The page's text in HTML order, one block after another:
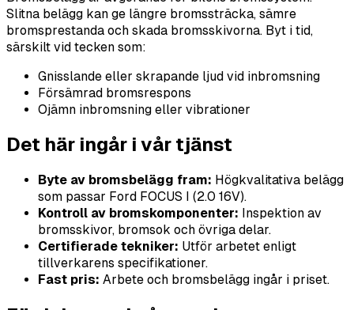
Slitna belägg kan ge längre bromssträcka, sämre
bromsprestanda och skada bromsskivorna. Byt i tid,
särskilt vid tecken som:
Gnisslande eller skrapande ljud vid inbromsning
Försämrad bromsrespons
Ojämn inbromsning eller vibrationer
Det här ingår i vår tjänst
Byte av bromsbelägg fram: Högkvalitativa belägg
som passar Ford FOCUS I (2.0 16V).
Kontroll av bromskomponenter: Inspektion av
bromsskivor, bromsok och övriga delar.
Certifierade tekniker: Utför arbetet enligt
tillverkarens specifikationer.
Fast pris: Arbete och bromsbelägg ingår i priset.